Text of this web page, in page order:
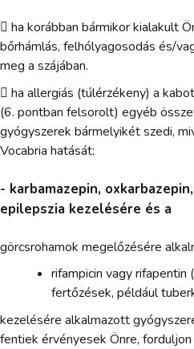
 ha korábban bármikor kialakult
bőrhámlás, felhólyagosodás és/
meg a szájában.
 ha allergiás (túlérzékeny) a
(6. pontban felsorolt) egyéb
gyógyszerek bármelyikét szedi,
Vocabria hatását:
- karbamazepin,
epilepszia kezelésére és a
görcsrohamok megelőzésére
rifampicin vagy rifapentin
fertőzések, például
kezelésére alkalmazott
fentiek érvényesek Önre,